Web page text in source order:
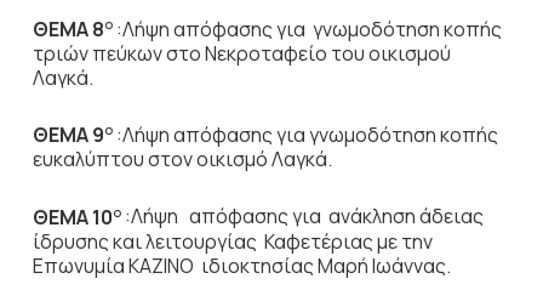
ΘΕΜΑ 8Ο:Λήψη απόφασης για γνωμοδότηση κοπής
τριών πεύκων στο Νεκροταφείο του οικισμού
Λαγκά.
ΘΕΜΑ 9Ο:Λήψη απόφασης για γνωμοδότηση κοπής
ευκαλύπτου στον οικισμό Λαγκά.
ΘΕΜΑ 10Ο:Λήψη απόφασης για ανάκληση άδειας
ίδρυσης και λειτουργίας Καφετέριας με την
Επωνυμία ΚΑΖΙΝΟ ιδιοκτησίας Μαρή Ιωάννας.